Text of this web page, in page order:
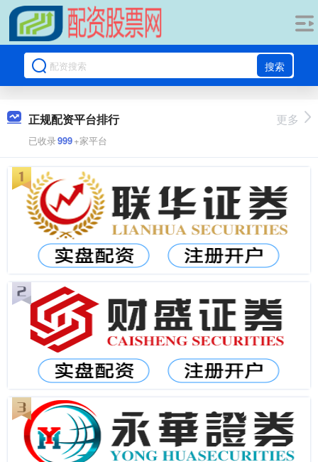
搜索
正规配资平台排行
已收录999+家平台
更多